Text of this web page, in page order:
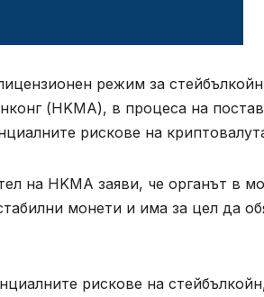
режим за
(HKMA), в процеса на
рискове на
на HKMA заяви, че органът в
монети и има за цел да
рискове на